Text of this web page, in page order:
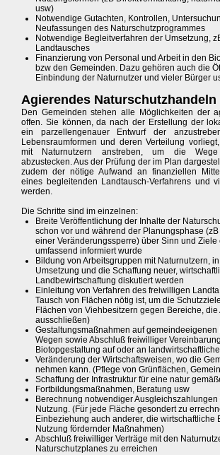
usw)
Notwendige Gutachten, Kontrollen,
Neufassungen des Naturschutzprogrammes
Notwendige Begleitverfahren der Umsetzung,
Landtausches
Finanzierung von Personal und Arbeit in den
bzw den Gemeinden. Dazu gehören auch die
Einbindung der Naturnutzer und vieler Bürger
Agierendes Naturschutzhandeln
Den Gemeinden stehen alle Möglichkeiten der
offen. Sie können, da nach der Erstellung der
ein parzellengenauer Entwurf der
Lebensraumformen und deren Verteilung
mit Naturnutzern anstreben, um die Wege
abzustecken. Aus der Prüfung der im Plan
zudem der nötige Aufwand an finanziellen
eines begleitenden Landtausch-Verfahrens und
werden.
Die Schritte sind im einzelnen:
Breite Veröffentlichung der Inhalte der
schon vor und während der Planungsphase
einer Veränderungssperre) über Sinn und Ziele
umfassend informiert wurde
Bildung von Arbeitsgruppen mit Naturnutzern,
Umsetzung und die Schaffung neuer,
Landbewirtschaftung diskutiert werden
Einleitung von Verfahren des freiwilligen
Tausch von Flächen nötig ist, um die
Flächen von Viehbesitzern gegen Bereiche, die
ausschließen)
Gestaltungsmaßnahmen auf gemeindeeigenen
Wegen sowie Abschluß freiwilliger
Biotopgestaltung auf oder an
Veränderung der Wirtschaftsweisen, wo die
nehmen kann. (Pflege von Grünflächen,
Schaffung der Infrastruktur für eine natur
Fortbildungsmaßnahmen, Beratung usw
Berechnung notwendiger
Nutzung. (Für jede Fläche gesondert zu
Einbeziehung auch anderer, die wirtschaftliche
Nutzung fördernder Maßnahmen)
Abschluß freiwilliger Verträge mit den
Naturschutzplanes zu erreichen